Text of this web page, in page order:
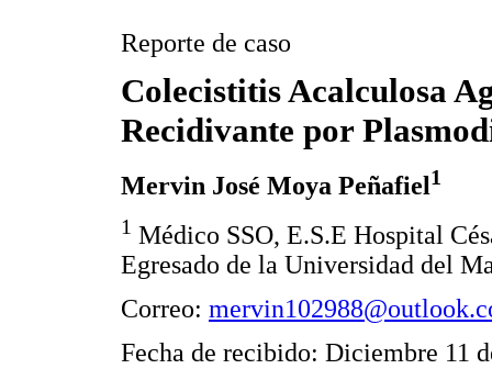
Reporte de caso
Colecistitis Acalculosa
Recidivante por
Mervin José Moya Peñafiel1
1 Médico SSO, E.S.E Hospital
Egresado de la Universidad del
Correo:
Fecha de recibido: Diciembre 11